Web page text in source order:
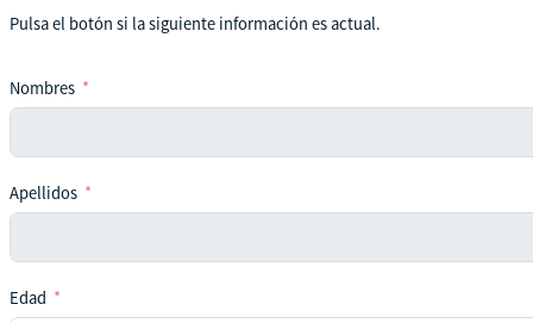
Pulsa el botón si la siguiente información es actual.
Nombres
Apellidos
Edad